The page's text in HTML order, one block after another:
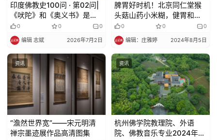
印度佛教史100问 · 第02问|
《吠陀》和《奥义书》是什
么关系？它们如何塑造了印
度人的宇宙观？
0 0 0
编辑 志斌 2026年7月2日
脾胃好时机！北京同仁堂猴
头菇山药小米糊，健胃和
中，营养又饱腹
0 0 0
编辑：庄雅婷 2024年8月5日
资讯
“澹然世界宽”——宋元明清
禅宗墨迹展作品高清图集
资讯
杭州佛学院教理院、外语
院、佛教音乐专业2024年招